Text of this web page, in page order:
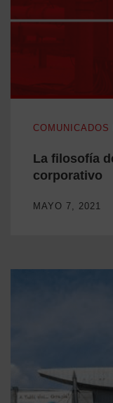
La filosofía
corporativo
MAYO 7, 2021